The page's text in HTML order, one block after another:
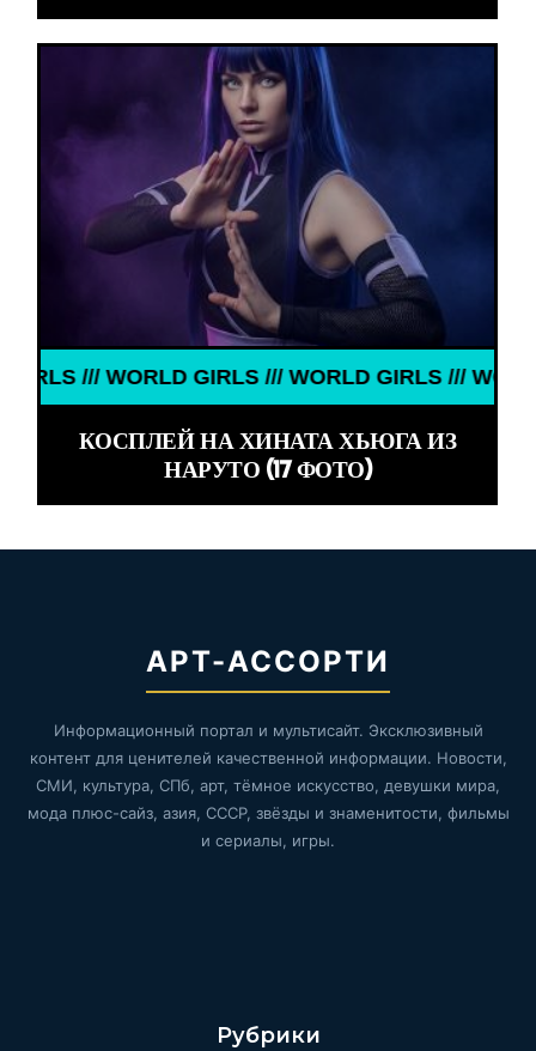
WORLD GIRLS /// WORLD GIRLS /// WORLD
КОСПЛЕЙ НА ХИНАТА ХЬЮГА ИЗ
НАРУТО (17 ФОТО)
АРТ-АССОРТИ
Информационный портал и мультисайт. Эксклюзивный
контент для ценителей качественной информации. Новости,
СМИ, культура, СПб, арт, тёмное искусство, девушки мира,
мода плюс-сайз, азия, СССР, звёзды и знаменитости, фильмы
и сериалы, игры.
Рубрики